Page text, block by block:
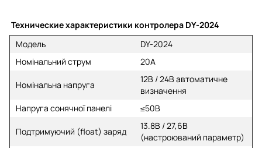
Технические характеристики контролера DY-2024
Модель
DY-2024
Номінальний струм
20A
Номінальна напруга
12В / 24В автоматичне
визначення
Напруга сонячної панелі
≤50В
Подтримуючий (float) заряд
13.8В / 27,6В
(настроюваний параметр)